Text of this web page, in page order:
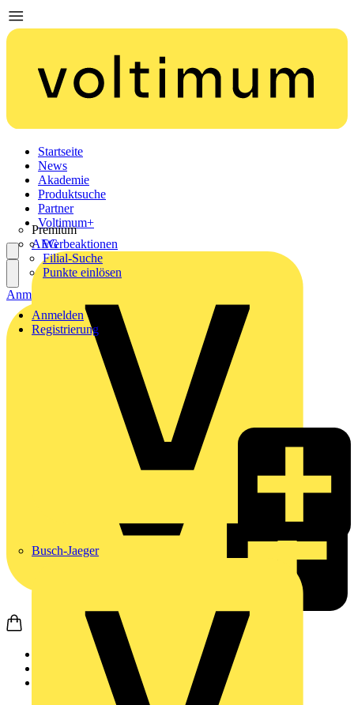
Startseite
News
Akademie
Produktsuche
Partner
Premium
AEG
Busch-Jaeger
Voltimum+
Werbeaktionen
Filial-Suche
Punkte einlösen
Anmelden
Registrierung
Anmelden